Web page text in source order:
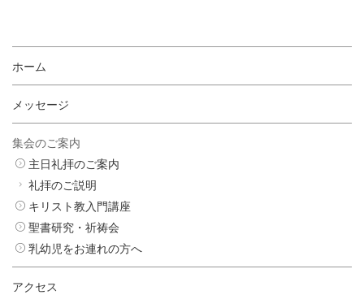
ホーム
メッセージ
集会のご案内
主日礼拝のご案内
礼拝のご説明
キリスト教入門講座
聖書研究・祈祷会
乳幼児をお連れの方へ
アクセス